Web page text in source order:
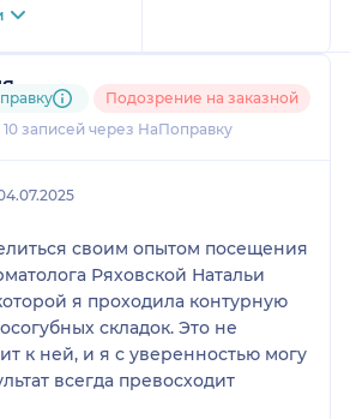
1 оценка
записей через НаПоправку
Подозрение на заказной
своим опытом посещения
Ряховской Натальи
я проходила контурную
складок. Это не
к ней, и я с уверенностью могу
всегда превосходит